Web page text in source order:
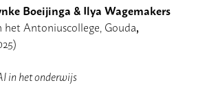
Boeijinga & Ilya Wagemakers
Antoniuscollege, Gouda,
in het onderwijs